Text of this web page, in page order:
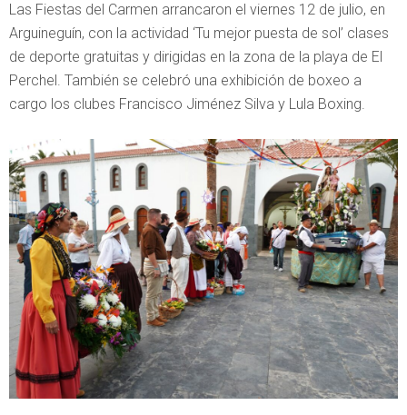
Las Fiestas del Carmen arrancaron el viernes 12 de julio, en
Arguineguín, con la actividad ‘Tu mejor puesta de sol’ clases
de deporte gratuitas y dirigidas en la zona de la playa de El
Perchel. También se celebró una exhibición de boxeo a
cargo los clubes Francisco Jiménez Silva y Lula Boxing.